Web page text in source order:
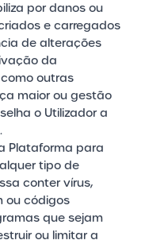
por danos ou
e carregados
de alterações
da
outras
maior ou gestão
o Utilizador a
Plataforma para
tipo de
conter vírus,
ou códigos
que sejam
ou limitar a